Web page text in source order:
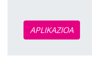
APLIKAZIOA